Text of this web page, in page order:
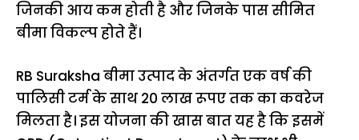
जिनकी आय कम होती है और जिनके पास सीमित
बीमा विकल्प होते हैं।
RB Suraksha बीमा उत्पाद के अंतर्गत एक वर्ष की
पालिसी टर्म के साथ 20 लाख रूपए तक का कवरेज
मिलता है। इस योजना की खास बात यह है कि इसमें